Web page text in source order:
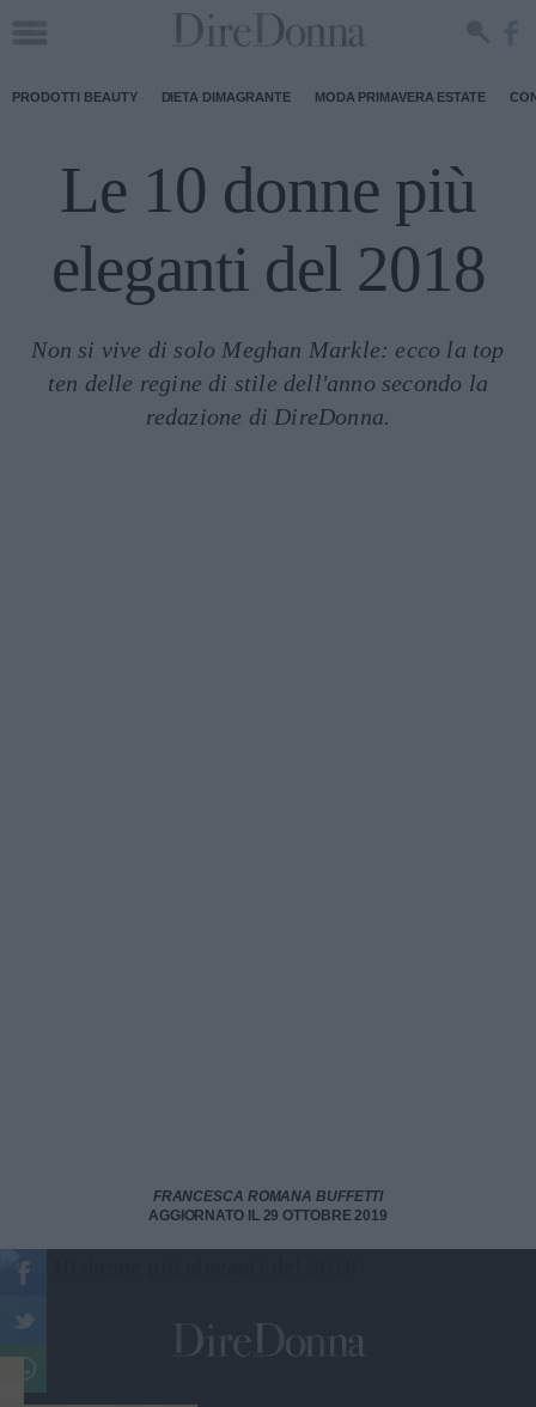
PRODOTTI BEAUTY DIETA DIMAGRANTE MODA PRIMAVERA ESTATE
Le 10 donne più
eleganti del 2018
Non si vive di solo Meghan Markle: ecco la top
ten delle regine di stile dell'anno secondo la
redazione di DireDonna.
FRANCESCA ROMANA BUFFETTI
AGGIORNATO IL 29 OTTOBRE 2019